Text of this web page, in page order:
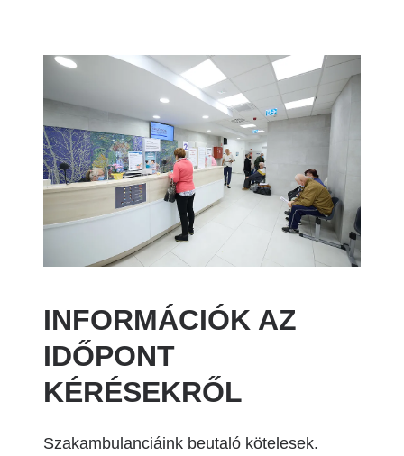
Image
INFORMÁCIÓK AZ
IDŐPONT
KÉRÉSEKRŐL
Szakambulanciáink beutaló kötelesek.